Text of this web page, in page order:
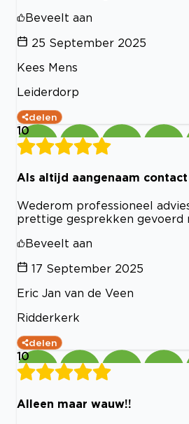
Beveelt aan
25 September 2025
Kees Mens
Leiderdorp
delen
10
Als altijd aangenaam contact
Wederom professioneel
prettige gesprekken gevoerd
Beveelt aan
17 September 2025
Eric Jan van de Veen
Ridderkerk
delen
10
Alleen maar wauw!!